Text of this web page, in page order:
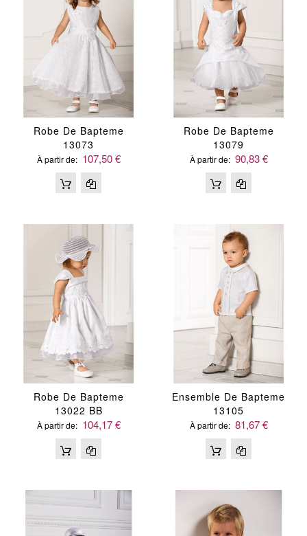
Robe De Bapteme
13073
À partir de 107,50 €
Robe De Bapteme
13079
À partir de 90,83 €
Robe De Bapteme
13022 BB
À partir de 104,17 €
Ensemble De Bapteme
13105
À partir de 81,67 €